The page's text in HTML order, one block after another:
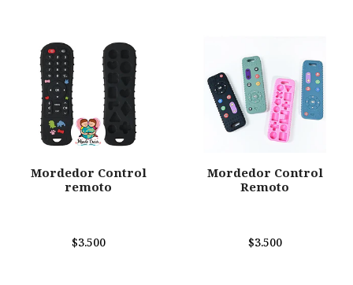
Mordedor Control
remoto
$3.500
Mordedor Control
Remoto
$3.500